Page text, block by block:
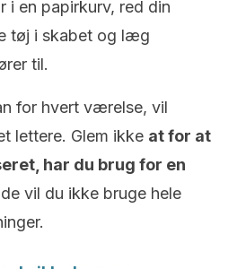
i en papirkurv, red din
tøj i skabet og læg
til.
for hvert værelse, vil
lettere. Glem ikke at for at
har du brug for en
vil du ikke bruge hele